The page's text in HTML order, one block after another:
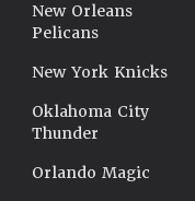
New Orleans
Pelicans
New York Knicks
Oklahoma City
Thunder
Orlando Magic